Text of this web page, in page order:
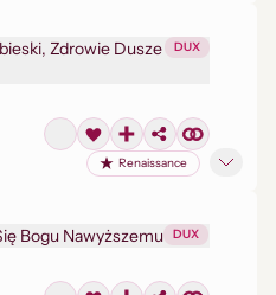
Zdrowie Dusze
DUX
Renaissance
Bogu Nawyższemu DUX